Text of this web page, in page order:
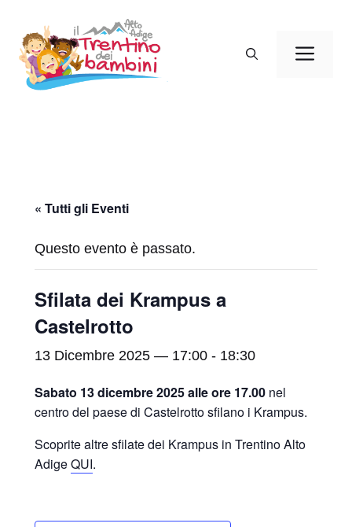
contenuto
« Tutti gli Eventi
Questo evento è passato.
Sfilata dei Krampus a
Castelrotto
13 Dicembre 2025 — 17:00 - 18:30
Sabato 13 dicembre 2025 alle ore 17.00 nel
centro del paese di Castelrotto sfilano i Krampus.
Scoprite altre sfilate dei Krampus in Trentino Alto
AdigeQUI.